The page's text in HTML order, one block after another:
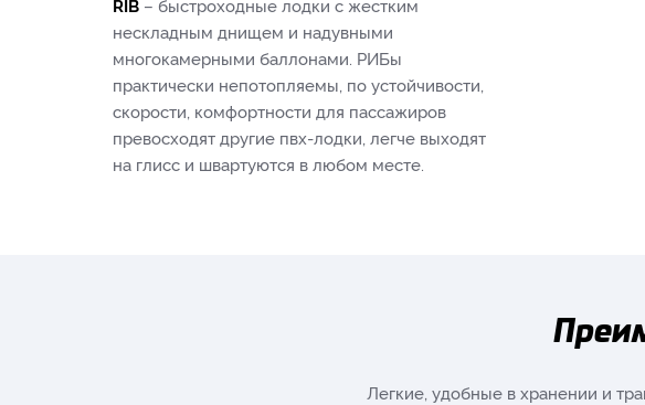
RIB – быстроходные лодки с жестким
нескладным днищем и надувными
многокамерными баллонами. РИБы
практически непотопляемы, по устойчивости,
скорости, комфортности для пассажиров
превосходят другие пвх-лодки, легче выходят
на глисс и швартуются в любом месте.
Легкие, удобные в хранении и